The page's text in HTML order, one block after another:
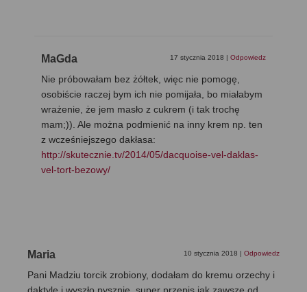
MaGda 17 stycznia 2018 | Odpowiedz
Nie próbowałam bez żółtek, więc nie pomogę,
osobiście raczej bym ich nie pomijała, bo miałabym
wrażenie, że jem masło z cukrem (i tak trochę
mam;)). Ale można podmienić na inny krem np. ten
z wcześniejszego dakłasa:
http://skutecznie.tv/2014/05/dacquoise-vel-daklas-
vel-tort-bezowy/
Maria 10 stycznia 2018 | Odpowiedz
Pani Madziu torcik zrobiony, dodałam do kremu orzechy i